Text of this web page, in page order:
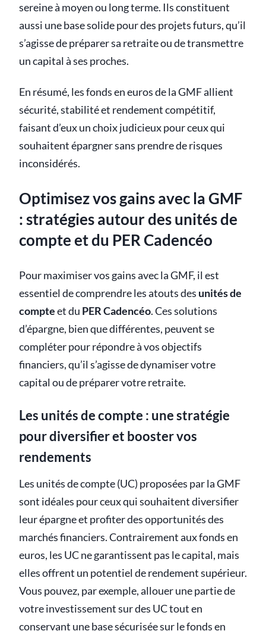
sereine à moyen ou long terme. Ils constituent
aussi une base solide pour des projets futurs, qu’il
s’agisse de préparer sa retraite ou de transmettre
un capital à ses proches.
En résumé, les fonds en euros de la GMF allient
sécurité, stabilité et rendement compétitif,
faisant d’eux un choix judicieux pour ceux qui
souhaitent épargner sans prendre de risques
inconsidérés.
Optimisez vos gains avec la GMF
: stratégies autour des unités de
compte et du PER Cadencéo
Pour maximiser vos gains avec la GMF, il est
essentiel de comprendre les atouts des unités de
compteet du PER Cadencéo. Ces solutions
d’épargne, bien que différentes, peuvent se
compléter pour répondre à vos objectifs
financiers, qu’il s’agisse de dynamiser votre
capital ou de préparer votre retraite.
Les unités de compte : une stratégie
pour diversifier et booster vos
rendements
Les unités de compte (UC) proposées par la GMF
sont idéales pour ceux qui souhaitent diversifier
leur épargne et profiter des opportunités des
marchés financiers. Contrairement aux fonds en
euros, les UC ne garantissent pas le capital, mais
elles offrent un potentiel de rendement supérieur.
Vous pouvez, par exemple, allouer une partie de
votre investissement sur des UC tout en
conservant une base sécurisée sur le fonds en